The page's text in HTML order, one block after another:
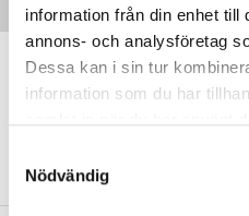
information från din enhet till
annons- och analysföretag
Dessa kan i sin tur
information som du har
m
Nödvändig
”Vi lovar behöriga
klassrum”
VALDEBATTCenterpartiets